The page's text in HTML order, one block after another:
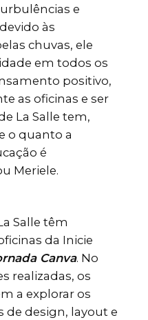
e
às
chuvas, ele
em todos os
positivo,
as oficinas e ser
La Salle tem,
o quanto a
é
Meriele.
Salle têm
da Inicie
Canva. No
realizadas, os
a explorar os
de design, layout e